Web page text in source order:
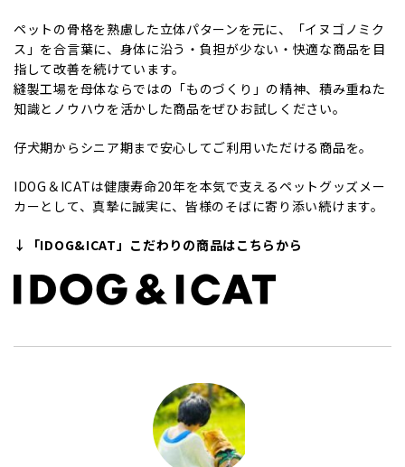
ペットの骨格を熟慮した立体パターンを元に、「イヌゴノミク
ス」を合言葉に、身体に沿う・負担が少ない・快適な商品を目
指して改善を続けています。
縫製工場を母体ならではの「ものづくり」の精神、積み重ねた
知識とノウハウを活かした商品をぜひお試しください。
仔犬期からシニア期まで安心してご利用いただける商品を。
IDOG＆ICATは健康寿命20年を本気で支えるペットグッズメー
カーとして、真摯に誠実に、皆様のそばに寄り添い続けます。
↓「IDOG&ICAT」こだわりの商品はこちらから